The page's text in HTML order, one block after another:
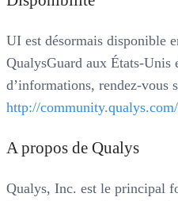
UI est désormais disponible
QualysGuard aux États-Unis
d’informations, rendez-vous
http://
A propos de Qualys
Qualys, Inc. est le principal